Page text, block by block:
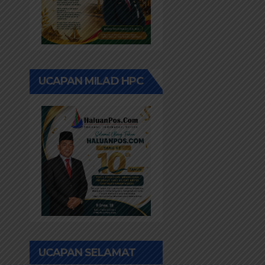
UCAPAN MILAD HPC
UCAPAN SELAMAT